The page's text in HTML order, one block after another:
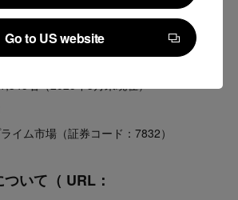
to Japan corporate site
Go to US website
Go to US website
東京都港区芝5-37-8 バンダイナムコ未
日
イム市場（証券コード：7832）
いて（ URL：